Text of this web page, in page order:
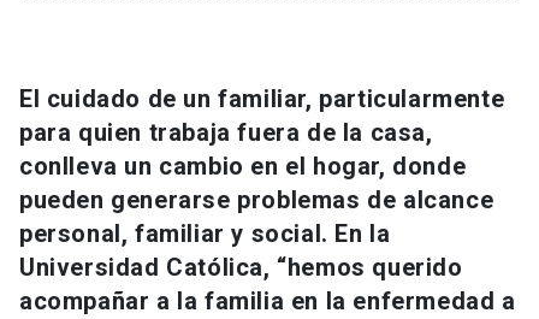
Universidad
Información para keyboard_arrow_down
Futuros estudiantes
Estudiantes
Go to english site launch
ACCESOS DIRECTOS
El cuidado de un familiar, particularmente
para quien trabaja fuera de la casa,
conlleva un cambio en el hogar, donde
pueden generarse problemas de alcance
personal, familiar y social. En la
Universidad Católica, “hemos querido
acompañar a la familia en la enfermedad a